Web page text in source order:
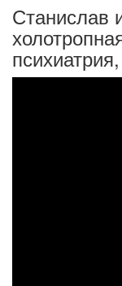
Станислав